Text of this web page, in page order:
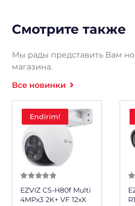
Смотрите также
Мы рады представить Вам
магазина.
Все новинки
Endirim!
EZVIZ CS-H80f Multi
4MPx3 2K+ VF 12xX